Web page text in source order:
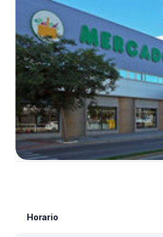
Horario